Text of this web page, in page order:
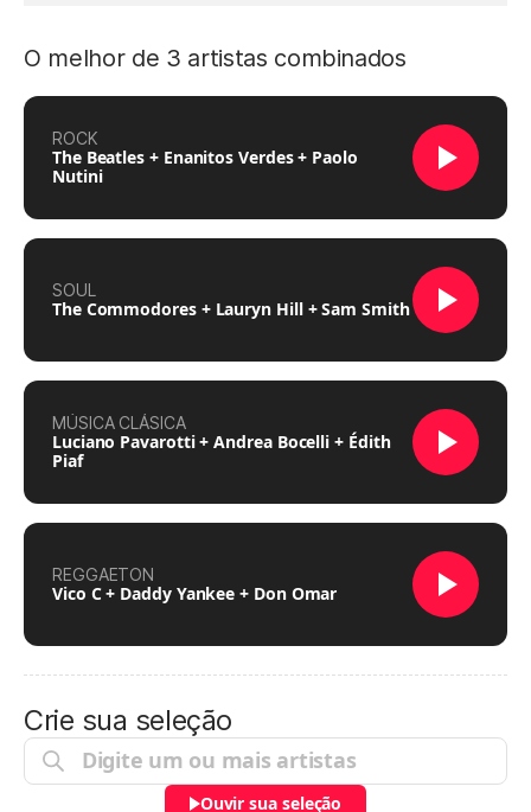
O melhor de 3 artistas combinados
ROCK
The Beatles + Enanitos Verdes + Paolo
Nutini
SOUL
The Commodores + Lauryn Hill + Sam Smith
MÚSICA CLÁSICA
Luciano Pavarotti + Andrea Bocelli + Édith
Piaf
REGGAETON
Vico C + Daddy Yankee + Don Omar
Crie sua seleção
Ouvir sua seleção